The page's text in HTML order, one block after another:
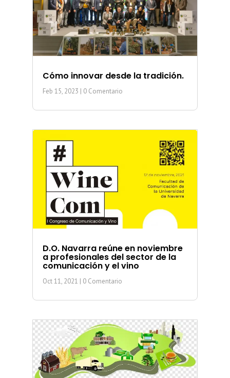
Cómo innovar desde la tradición.
Feb 15, 2023 | 0 Comentario
D.O. Navarra reúne en noviembre
a profesionales del sector de la
comunicación y el vino
Oct 11, 2021 | 0 Comentario